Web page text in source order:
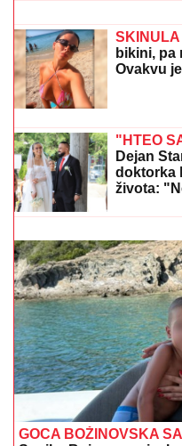
TENZIJE
Inspekcija ZATVORILA
Crnoj Gori, on sad
slade, neću im
"HOĆEŠ
TE
jezivo
jednom